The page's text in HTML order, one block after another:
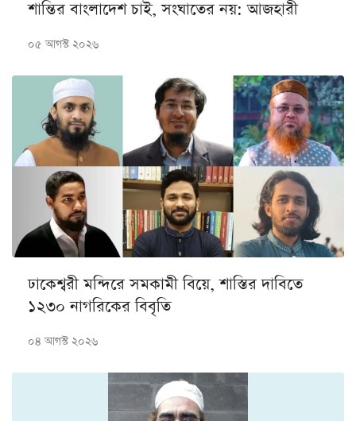
শান্তির বাংলাদেশ চাই, সংঘাতের নয়: আজহারী
০৫ আগস্ট ২০২৬
ঢাকেশ্বরী মন্দিরে সমকামী বিয়ে, শাস্তির দাবিতে
১২৩০ নাগরিকের বিবৃতি
০৪ আগস্ট ২০২৬